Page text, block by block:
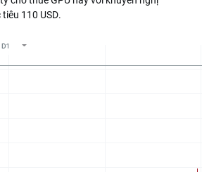
110 USD.